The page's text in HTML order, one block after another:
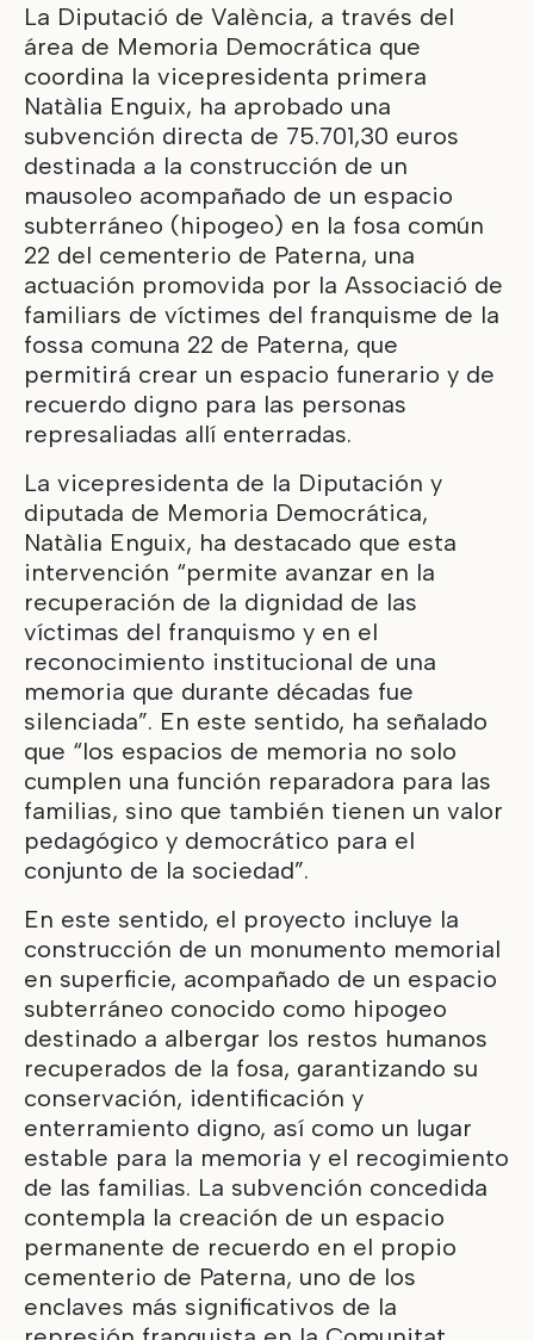
La Diputació de València, a través del
área de Memoria Democrática que
coordina la vicepresidenta primera
Natàlia Enguix, ha aprobado una
subvención directa de 75.701,30 euros
destinada a la construcción de un
mausoleo acompañado de un espacio
subterráneo (hipogeo) en la fosa común
22 del cementerio de Paterna, una
actuación promovida por la Associació de
familiars de víctimes del franquisme de la
fossa comuna 22 de Paterna, que
permitirá crear un espacio funerario y de
recuerdo digno para las personas
represaliadas allí enterradas.
La vicepresidenta de la Diputación y
diputada de Memoria Democrática,
Natàlia Enguix, ha destacado que esta
intervención “permite avanzar en la
recuperación de la dignidad de las
víctimas del franquismo y en el
reconocimiento institucional de una
memoria que durante décadas fue
silenciada”. En este sentido, ha señalado
que “los espacios de memoria no solo
cumplen una función reparadora para las
familias, sino que también tienen un valor
pedagógico y democrático para el
conjunto de la sociedad”.
En este sentido, el proyecto incluye la
construcción de un monumento memorial
en superficie, acompañado de un espacio
subterráneo conocido como hipogeo
destinado a albergar los restos humanos
recuperados de la fosa, garantizando su
conservación, identificación y
enterramiento digno, así como un lugar
estable para la memoria y el recogimiento
de las familias. La subvención concedida
contempla la creación de un espacio
permanente de recuerdo en el propio
cementerio de Paterna, uno de los
enclaves más significativos de la